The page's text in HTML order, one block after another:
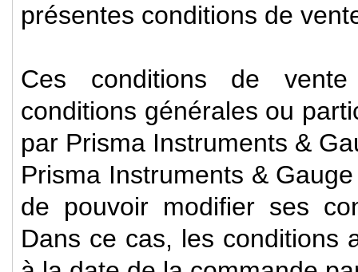
présentes conditions de
Ces conditions de
conditions générales ou
par Prisma Instruments &
Prisma Instruments &
de pouvoir modifier ses
Dans ce cas, les conditions